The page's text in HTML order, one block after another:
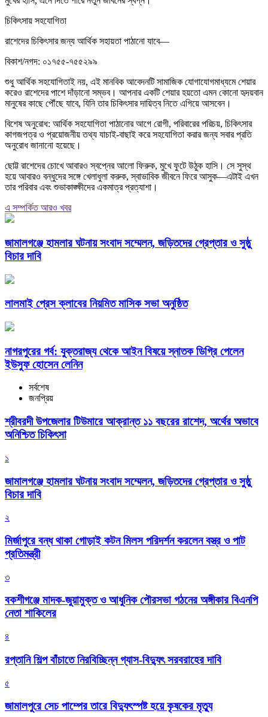
চিকিৎসায় সহযোগিতা
রাশেদের চিকিৎসার জন্য আর্থিক সহায়তা পাঠানো যাবে—
বিকাশ/নগদ: ০১৭৫৫-৭৫৫২৯৯
শুধু আর্থিক সহযোগিতাই নয়, এই মানবিক আবেদনটি সামাজিক যোগাযোগমাধ্যমে শেয়ার
করেও রাশেদের পাশে দাঁড়ানো সম্ভব। আপনার একটি শেয়ার হয়তো এমন কোনো হৃদয়বান
মানুষের কাছে পৌঁছে যাবে, যিনি তার চিকিৎসার দায়িত্ব নিতে এগিয়ে আসবেন।
বিশেষ অনুরোধ: আর্থিক সহযোগিতা পাঠানোর আগে রোগী, পরিবারের পরিচয়, চিকিৎসার
কাগজপত্র ও প্রয়োজনীয় তথ্য যাচাই-বাছাই করে সহযোগিতা করার জন্য সবার প্রতি
অনুরোধ জানানো হয়েছে।
ছোট্ট রাশেদের চোখে আবারও স্বপ্নের আলো ফিরুক, মুখে ফুটে উঠুক হাসি। সে সুস্থ
হয়ে আবারও বন্ধুদের সঙ্গে খেলাধুলা করুক, স্বাভাবিক জীবনে ফিরে আসুক—এটাই এখন
তার পরিবার এবং শুভাকাঙ্ক্ষীদের একমাত্র প্রত্যাশা।
এ সম্পর্কিত আরও খবর
জামালগঞ্জে হামলার ঘটনায় সংবাদ সম্মেলন, জড়িতদের গ্রেপ্তার ও সুষ্ঠু
বিচার দাবি
লালমাই প্রেস ক্লাবের নিয়মিত মাসিক সভা অনুষ্ঠিত
নাগরপুরের গর্ব: যুক্তরাজ্য থেকে আইন বিষয়ে স্নাতক ডিগ্রি পেলেন
ইউসুফ হোসেন লেনিন
সর্বশেষ
জনপ্রিয়
শ্রীবরদী উপজেলার টিউমারে আক্রান্ত ১১ বছরের রাশেদ, অর্থের অভাবে
অনিশ্চিত চিকিৎসা
১
জামালগঞ্জে হামলার ঘটনায় সংবাদ সম্মেলন, জড়িতদের গ্রেপ্তার ও সুষ্ঠু
বিচার দাবি
২
মির্জাপুরে বন্ধ থাকা গোড়াই কটন মিলস পরিদর্শন করলেন বস্ত্র ও পাট
প্রতিমন্ত্রী
৩
বকশীগঞ্জে মাদক-জুয়ামুক্ত ও আধুনিক পৌরসভা গঠনের অঙ্গীকার বিএনপি
নেতা শাকিলের
৪
রপ্তানি শিল্প বাঁচাতে নিরবিচ্ছিন্ন গ্যাস-বিদ্যুৎ সরবরাহের দাবি
৫
জামালপুরে সেচ পাম্পের তারে বিদ্যুৎস্পষ্ট হয়ে কৃষকের মৃত্যু